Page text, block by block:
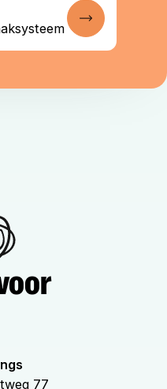
Lees verder
77